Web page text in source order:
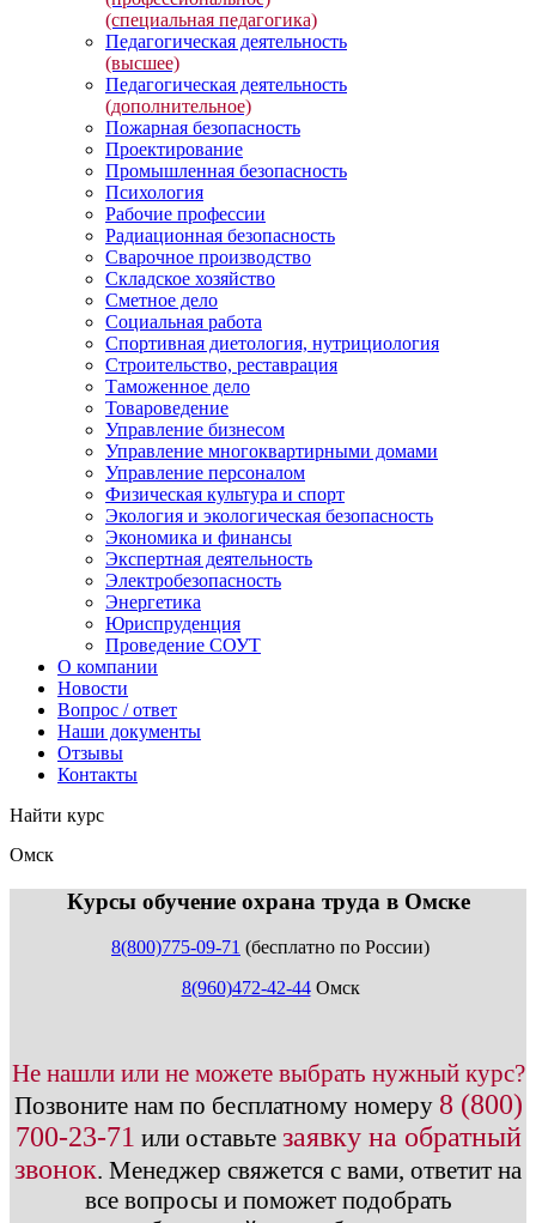
(специальная педагогика)
Педагогическая деятельность
(высшее)
Педагогическая деятельность
(дополнительное)
Пожарная безопасность
Проектирование
Промышленная безопасность
Психология
Рабочие профессии
Радиационная безопасность
Сварочное производство
Складское хозяйство
Сметное дело
Социальная работа
Спортивная диетология, нутрициология
Строительство, реставрация
Таможенное дело
Товароведение
Управление бизнесом
Управление многоквартирными домами
Управление персоналом
Физическая культура и спорт
Экология и экологическая безопасность
Экономика и финансы
Экспертная деятельность
Электробезопасность
Энергетика
Юриспруденция
Проведение СОУТ
О компании
Новости
Вопрос / ответ
Наши документы
Отзывы
Контакты
Найти курс
Омск
Курсы обучение охрана труда в Омске
8(800)775-09-71 (бесплатно по России)
8(960)472-42-44Омск
Не нашли или не можете выбрать нужный курс?
Позвоните нам по бесплатному номеру 8 (800)
700-23-71 или оставьте заявку на обратный
звонок. Менеджер свяжется с вами, ответит на
все вопросы и поможет подобрать